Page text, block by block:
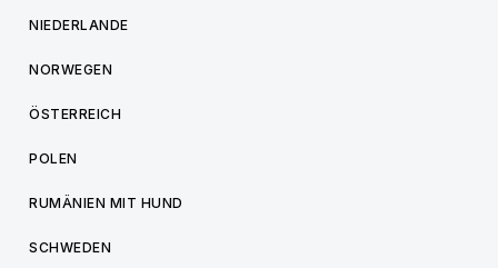
NIEDERLANDE
NORWEGEN
ÖSTERREICH
POLEN
RUMÄNIEN MIT HUND
SCHWEDEN